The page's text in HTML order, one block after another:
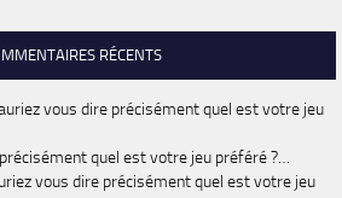
RÉCENTS
vous dire précisément quel est votre jeu
quel est votre jeu préféré ?…
vous dire précisément quel est votre jeu